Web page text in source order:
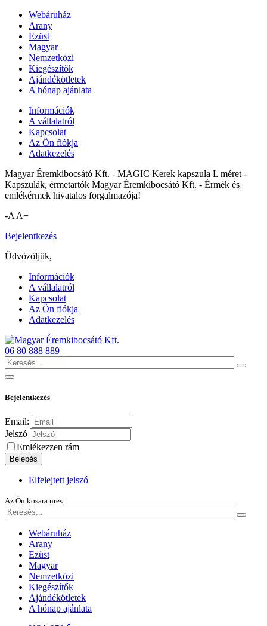
Webáruház
Arany
Ezüst
Magyar
Nemzetközi
Kiegészítők
Ajándékötletek
A hónap ajánlata
Információk
A vállalatról
Kapcsolat
Az Ön fiókja
Adatkezelés
Magyar Éremkibocsátó Kft. - MAGIC Kerek kapszula L méret -
Kapszulák, érmetartók Magyar Éremkibocsátó Kft. - Érmék és
emlékérmek hivatalos forgalmazója!
-A A+
Bejelentkezés
Üdvözöljük,
Információk
A vállalatról
Kapcsolat
Az Ön fiókja
Adatkezelés
06 80 888 889
Bejelentkezés
Email:
Jelszó
Emlékezzen rám
Belépés
Elfelejtett jelszó
Az Ön kosara üres.
Webáruház
Arany
Ezüst
Magyar
Nemzetközi
Kiegészítők
Ajándékötletek
A hónap ajánlata